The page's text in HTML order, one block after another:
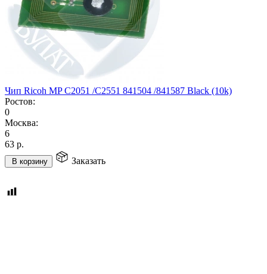
Чип Ricoh MP C2051 /C2551 841504 /841587 Black (10k)
Ростов:
0
Москва:
6
63 р.
В корзину Заказать